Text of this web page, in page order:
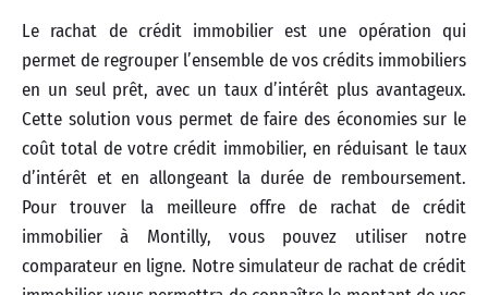
Le rachat de crédit immobilier est une opération qui
permet de regrouper l’ensemble de vos crédits immobiliers
en un seul prêt, avec un taux d’intérêt plus avantageux.
Cette solution vous permet de faire des économies sur le
coût total de votre crédit immobilier, en réduisant le taux
d’intérêt et en allongeant la durée de remboursement.
Pour trouver la meilleure offre de rachat de crédit
immobilier à Montilly, vous pouvez utiliser notre
comparateur en ligne. Notre simulateur de rachat de crédit